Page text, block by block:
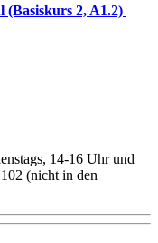
(Basiskurs 2, A1.2)
14-16 Uhr und
(nicht in den